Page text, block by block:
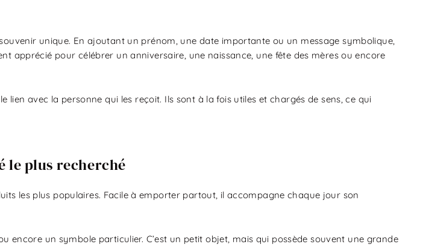
unique. En ajoutant un prénom, une date importante ou un message symbolique,
apprécié pour célébrer un anniversaire, une naissance, une fête des mères ou encore
avec la personne qui les reçoit. Ils sont à la fois utiles et chargés de sens, ce qui
le plus recherché
les plus populaires. Facile à emporter partout, il accompagne chaque jour son
un symbole particulier. C’est un petit objet, mais qui possède souvent une grande